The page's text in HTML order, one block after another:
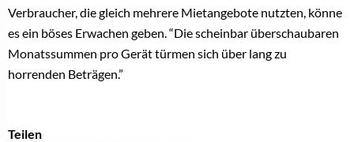
Verbraucher, die gleich mehrere Mietangebote nutzten, könne
es ein böses Erwachen geben. “Die scheinbar überschaubaren
Monatssummen pro Gerät türmen sich über lang zu
horrenden Beträgen.”
Teilen